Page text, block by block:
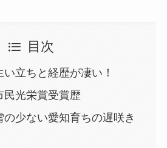
目次
立ちと経歴が凄い！
民光栄賞受賞歴
の少ない愛知育ちの遅咲き